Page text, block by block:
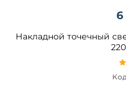
6
Накладной точечный